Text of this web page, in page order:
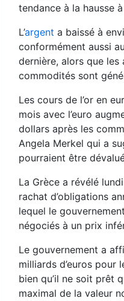
tendance à la hausse
L’argent a baissé à
conformément aussi
dernière, alors que
commodités sont
Les cours de l’or en
mois avec l’euro
dollars après les
Angela Merkel qui a
pourraient être
La Grèce a révélé
rachat d’obligations
lequel le
négociés à un prix
Le gouvernement a
milliards d’euros pour
bien qu’il ne soit prêt
maximal de la valeur